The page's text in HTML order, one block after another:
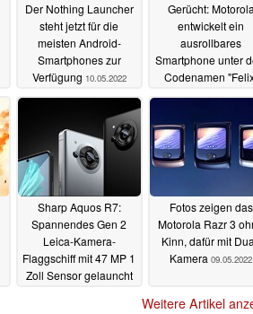
Der Nothing Launcher
steht jetzt für die
meisten Android-
Smartphones zur
Verfügung 10.05.2022
Gerücht: Motorola
entwickelt ein
ausrollbares
Smartphone unter
Codenamen
09.05.2022
Sharp Aquos R7:
Spannendes Gen 2
Leica-Kamera-
Flaggschiff mit 47 MP 1
Zoll Sensor gelauncht
Fotos zeigen das
Motorola Razr 3
Kinn, dafür mit
Kamera 09.05.2022
Weitere Artikel